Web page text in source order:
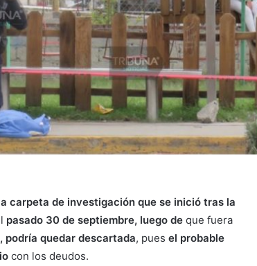
carpeta de investigación que se inició tras la
pasado 30 de septiembre, luego de que fuera
podría quedar descartada, pues el probable
con los deudos.